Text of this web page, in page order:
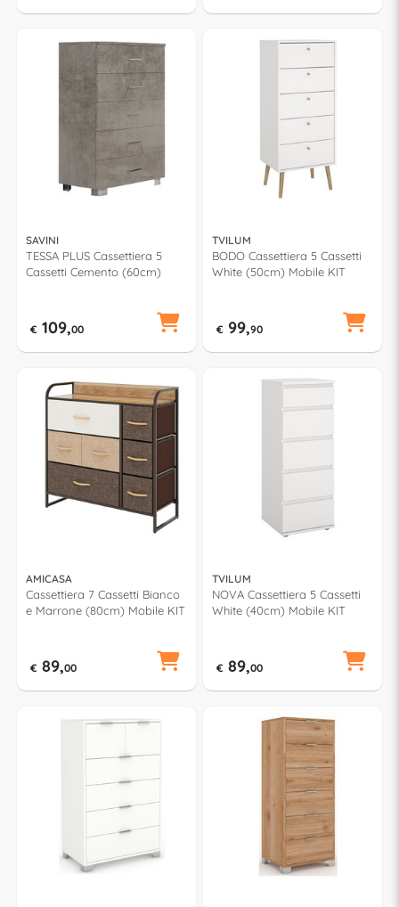
SAVINI
TESSA PLUS Cassettiera 5
Cassetti Cemento (60cm)
€ 109,00
TVILUM
BODO Cassettiera 5 Cassetti
White (50cm) Mobile KIT
€ 99,90
AMICASA
Cassettiera 7 Cassetti Bianco
e Marrone (80cm) Mobile KIT
€ 89,00
TVILUM
NOVA Cassettiera 5 Cassetti
White (40cm) Mobile KIT
€ 89,00